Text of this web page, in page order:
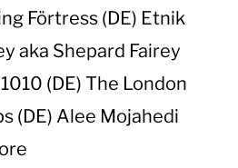
Förtress (DE) Etnik
aka Shepard Fairey
(DE) The London
(DE) Alee Mojahedi